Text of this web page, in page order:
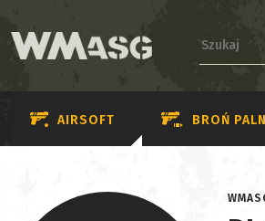
AIRSOFT BROŃ